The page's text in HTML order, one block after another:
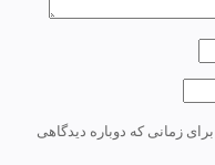
زمانی که دوباره دیدگاهی